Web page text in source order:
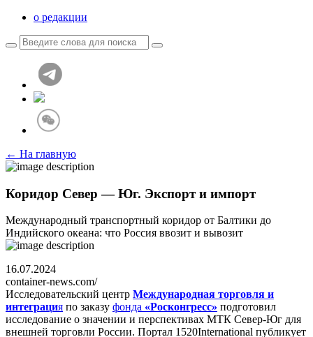
о редакции
← На главную
Коридор Север — Юг. Экспорт и импорт
Международный транспортный коридор от Балтики до
Индийского океана: что Россия ввозит и вывозит
16.07.2024
container-news.com/
Исследовательский центр Международная торговля и
интеграция по заказу фонда «Росконгресс» подготовил
исследование о значении и перспективах МТК Север-Юг для
внешней торговли России. Портал 1520International публикует